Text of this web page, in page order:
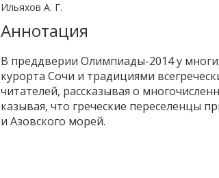
Ильяхов А. Г.
Аннотация
В преддверии Олимпиады-2014 у
курорта Сочи и традициями
читателей, рассказывая о
казывая, что греческие переселенцы
и Азовского морей.